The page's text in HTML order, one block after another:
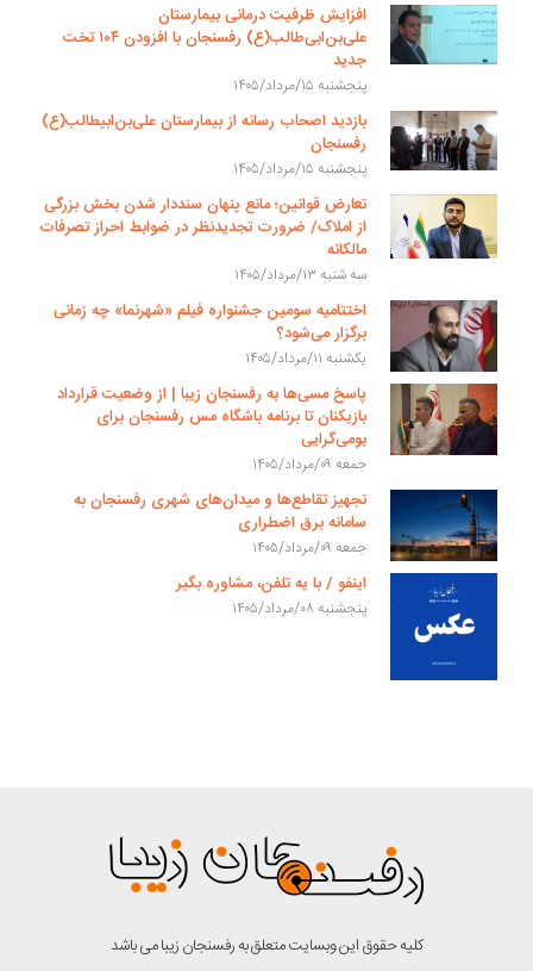
افزایش ظرفیت درمانی بیمارستان
علی‌بن‌ابی‌طالب(ع) رفسنجان با افزودن ۱۰۴ تخت
جدید
پنجشنبه ۱۵/مرداد/۱۴۰۵
بازدید اصحاب رسانه از بیمارستان علی‌بن‌ابیطالب(ع)
رفسنجان
پنجشنبه ۱۵/مرداد/۱۴۰۵
تعارض قوانین؛ مانع پنهان سنددار شدن بخش بزرگی
از املاک/ ضرورت تجدیدنظر در ضوابط احراز تصرفات
مالکانه
سه شنبه ۱۳/مرداد/۱۴۰۵
اختتامیه سومین جشنواره فیلم «شهرنما» چه زمانی
برگزار می‌شود؟
یکشنبه ۱۱/مرداد/۱۴۰۵
پاسخ مسی‌ها به رفسنجان زیبا | از وضعیت قرارداد
بازیکنان تا برنامه باشگاه مس رفسنجان برای
بومی‌گرایی
جمعه ۰۹/مرداد/۱۴۰۵
تجهیز تقاطع‌ها و میدان‌های شهری رفسنجان به
سامانه برق اضطراری
جمعه ۰۹/مرداد/۱۴۰۵
اینفو / با یه تلفن، مشاوره بگیر
پنجشنبه ۰۸/مرداد/۱۴۰۵
کلیه حقوق این وبسایت متعلق به رفسنجان زیبا می باشد